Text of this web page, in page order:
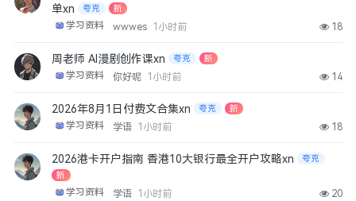
单xn
夸克 新
学习资料 wwwes 1小时前 18
周老师 AI漫剧创作课xn 夸克 新
学习资料 你好呢 1小时前 14
2026年8月1日付费文合集xn 夸克 新
学习资料 学语 1小时前 18
2026港卡开户指南 香港10大银行最全开户攻略xn
夸克
新
学习资料 学语 1小时前 20